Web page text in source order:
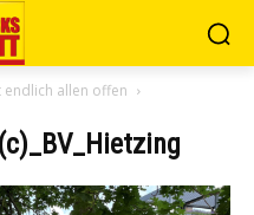
endlich allen offen